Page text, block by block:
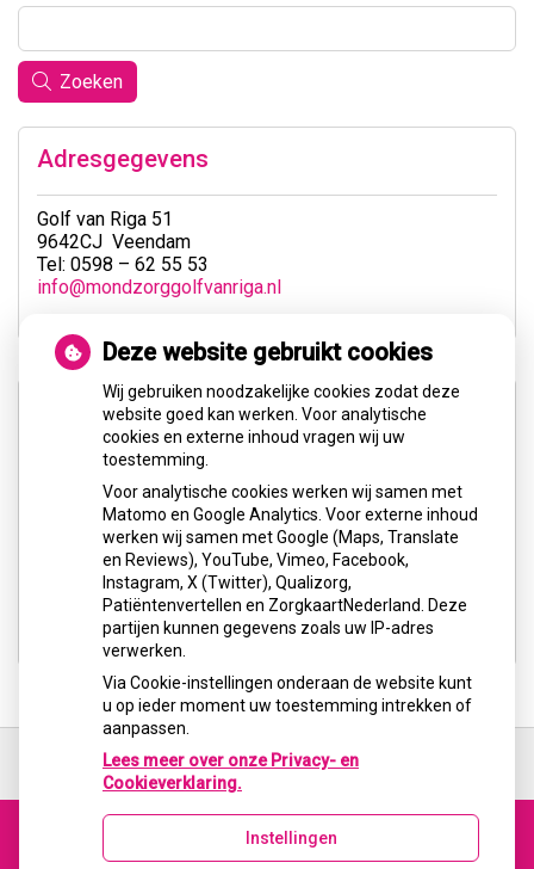
Zoeken
Adresgegevens
Golf van Riga 51
9642CJ Veendam
Tel: 0598 – 62 55 53
info@mondzorggolfvanriga.nl
U heeft geen toestemming gegeven voor
externe inhoud die nodig is om dit te
zien.
Cookie-instellingen wijzigen
de
Uw Zorg Online|Beheer
Deze website gebruikt cookies
Wij gebruiken noodzakelijke cookies zodat deze
website goed kan werken. Voor analytische
cookies en externe inhoud vragen wij uw
toestemming.
Voor analytische cookies werken wij samen met
Matomo en Google Analytics. Voor externe inhoud
werken wij samen met Google (Maps, Translate
en Reviews), YouTube, Vimeo, Facebook,
Instagram, X (Twitter), Qualizorg,
Patiëntenvertellen en ZorgkaartNederland. Deze
partijen kunnen gegevens zoals uw IP-adres
verwerken.
Via Cookie-instellingen onderaan de website kunt
u op ieder moment uw toestemming intrekken of
aanpassen.
Lees meer over onze Privacy- en
Cookieverklaring.
Instellingen